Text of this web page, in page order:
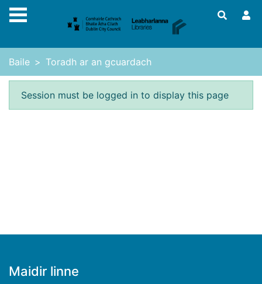
Skip to main content
Baile Toradh ar an gcuardach
Earráid
Session must be logged in to display this page
BUNTÁSC
Maidir linne